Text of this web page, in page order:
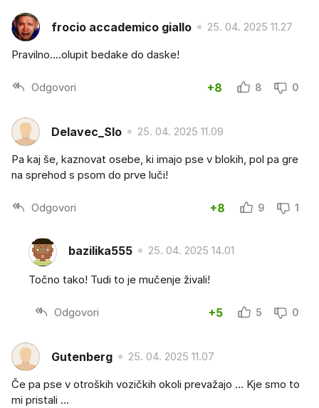
frocio accademico giallo 25. 04. 2025 11.27
Pravilno....olupit bedake do daske!
Odgovori +8 8 0
Delavec_Slo 25. 04. 2025 11.09
Pa kaj še, kaznovat osebe, ki imajo pse v blokih, pol pa gre
na sprehod s psom do prve luči!
Odgovori +8 9 1
bazilika555 25. 04. 2025 14.01
Točno tako! Tudi to je mučenje živali!
Odgovori +5 5 0
Gutenberg 25. 04. 2025 11.07
Če pa pse v otroških vozičkih okoli prevažajo ... Kje smo to
mi pristali ...